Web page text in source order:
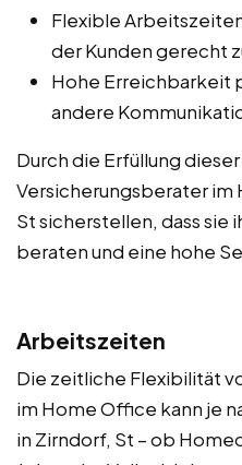
Flexible
der Kunden gerecht
Hohe Erreichbarkeit
andere
Durch die Erfüllung
Versicherungsberater im
St sicherstellen, dass
beraten und eine hohe
Arbeitszeiten
Die zeitliche Flexibilität
im Home Office kann je
in Zirndorf, St – ob